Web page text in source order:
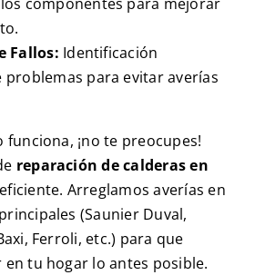
Fallos: Identificación
problemas para evitar averías
funciona, ¡no te preocupes!
reparación de calderas en
Arreglamos averías en
(Saunier Duval,
Ferroli, etc.) para que
en tu hogar lo antes posible.